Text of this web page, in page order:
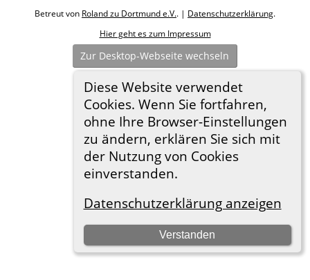
Diese Website verwendet
Cookies. Wenn Sie fortfahren,
ohne Ihre Browser-Einstellungen
zu ändern, erklären Sie sich mit
der Nutzung von Cookies
einverstanden.
Datenschutzerklärung anzeigen
Verstanden
Betreut von Roland zu Dortmund e.V.. | Datenschutzerklärung.
Hier geht es zum Impressum
Zur Desktop-Webseite wechseln